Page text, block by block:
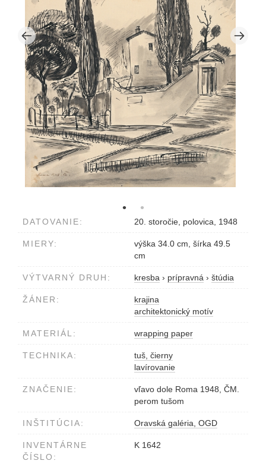
DATOVANIE: 20. storočie, polovica, 1948
MIERY:
výška 34.0 cm, šírka 49.5
cm
VÝTVARNÝ DRUH: kresba › prípravná › štúdia
ŽÁNER:
krajina
architektonický motív
MATERIÁL: wrapping paper
TECHNIKA:
tuš, čierny
lavírovanie
ZNAČENIE:
vľavo dole Roma 1948, ČM.
perom tušom
INŠTITÚCIA: Oravská galéria, OGD
INVENTÁRNE
ČÍSLO:
K 1642